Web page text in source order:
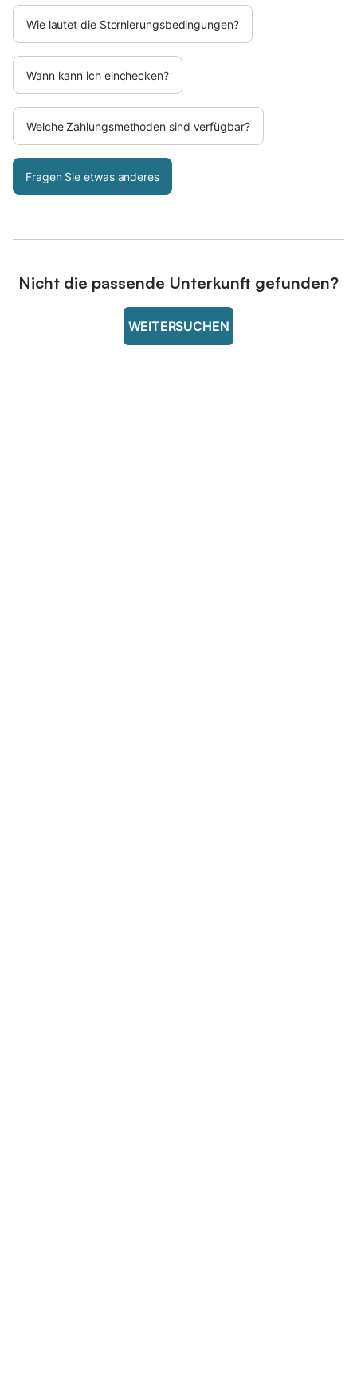
Wie lautet die Stornierungsbedingungen?
Wann kann ich einchecken?
Welche Zahlungsmethoden sind verfügbar?
Fragen Sie etwas anderes
Nicht die passende Unterkunft gefunden?
WEITERSUCHEN